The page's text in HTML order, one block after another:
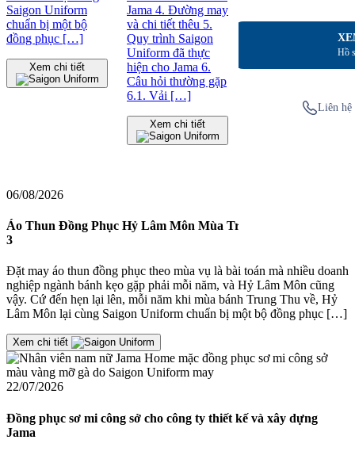
Hồ
Liên
Saigon Uniform
chuẩn bị một bộ
đồng phục […]
Xem chi tiết
Jama 4. Đường may
và chi tiết thêu 5.
Quy trình Saigon
Uniform đã thực
hiện cho Jama 6.
Câu hỏi thường gặp
6.1. Vải […]
Xem chi tiết
nhóm nhân sự 3.
Case study thực tế
403 bộ đồng phục
cho Công ty UMW
bảo hộ lao động
06/08/2026
Áo Thun Đồng Phục Hỷ Lâm Môn Mùa Trung Thu Năm Thứ
3
Đặt may áo thun đồng phục theo mùa vụ là bài toán mà nhiều doanh
nghiệp ngành bánh kẹo gặp phải mỗi năm, và Hỷ Lâm Môn cũng
vậy. Cứ đến hẹn lại lên, mỗi năm khi mùa bánh Trung Thu về, Hỷ
Lâm Môn lại cùng Saigon Uniform chuẩn bị một bộ đồng phục […]
Xem chi tiết
22/07/2026
Đồng phục sơ mi công sở cho công ty thiết kế và xây dựng
Jama